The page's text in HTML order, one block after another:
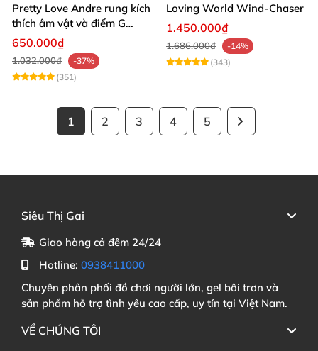
Pretty Love Andre rung kích
thích âm vật và điểm G
mạnh mẽ
650.000₫
1.032.000₫
-37%
(351)
Loving World Wind-Chaser
1.450.000₫
1.686.000₫
-14%
(343)
1 2 3 4 5
Siêu Thị Gai
Giao hàng cả đêm 24/24
Hotline: 0938411000
Chuyên phân phối đồ chơi người lớn, gel bôi trơn và
sản phẩm hỗ trợ tình yêu cao cấp, uy tín tại Việt Nam.
VỀ CHÚNG TÔI